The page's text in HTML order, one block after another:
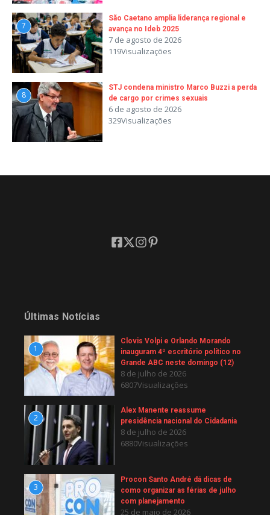
7
São Caetano amplia liderança regional e
avança no Ideb 2025
7 de agosto de 2026
119Visualizações
8
STJ condena ministro Marco Buzzi a perda
de cargo por crimes sexuais
6 de agosto de 2026
329Visualizações
Últimas Notícias
1
Clovis Volpi e Orlando Morando
inauguram 4º escritório político no
Grande ABC neste domingo (12)
8 de julho de 2026
6807Visualizações
2
Alex Manente reassume
presidência nacional do Cidadania
8 de julho de 2026
6880Visualizações
3
Procon Santo André dá dicas de
como organizar as férias de julho
com planejamento
25 de maio de 2026